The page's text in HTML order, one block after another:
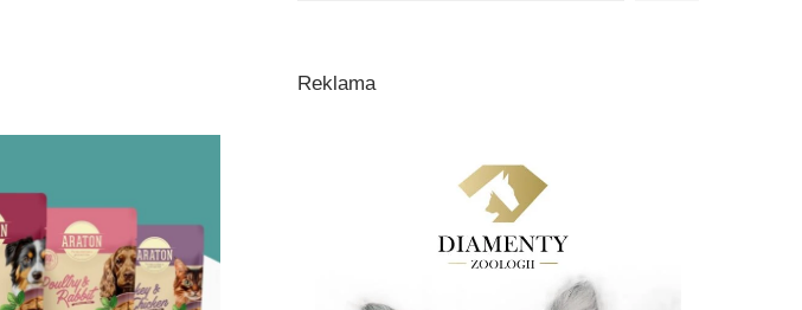
Reklama